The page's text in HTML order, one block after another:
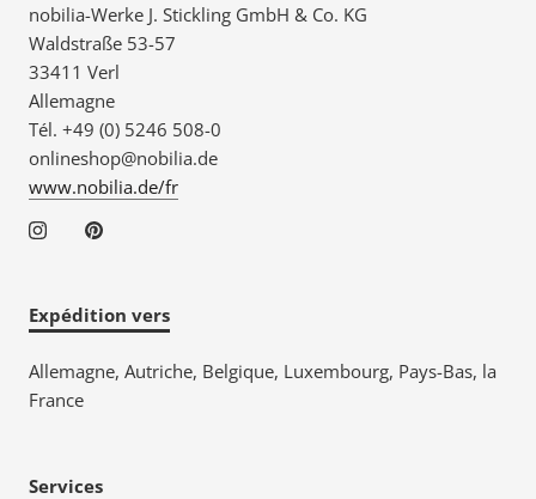
nobilia-Werke J. Stickling GmbH & Co. KG
Waldstraße 53-57
33411 Verl
Allemagne
Tél. +49 (0) 5246 508-0
onlineshop@nobilia.de
www.nobilia.de/fr
Expédition vers
Allemagne, Autriche, Belgique, Luxembourg, Pays-Bas, la
France
Services